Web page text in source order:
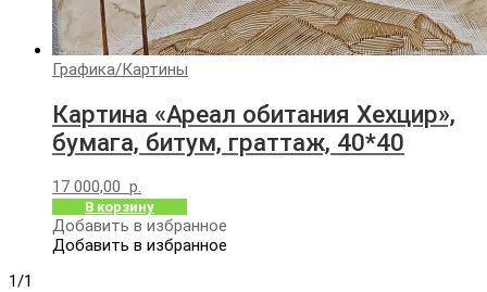
Графика/Картины
Картина «Ареал обитания Хехцир»,
бумага, битум, граттаж, 40*40
17 000,00 р.
В корзину
Добавить в избранное
Добавить в избранное
1/1